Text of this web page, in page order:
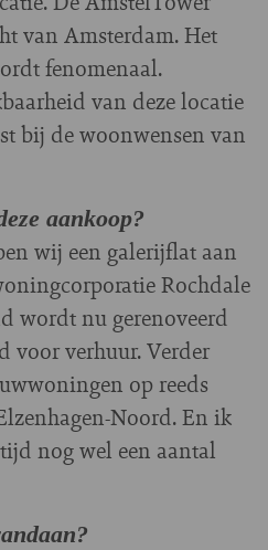
van Amsterdam. Het
fenomenaal.
van deze locatie
bij de woonwensen van
aankoop?
wij een galerijflat aan
Rochdale
wordt nu gerenoveerd
voor verhuur. Verder
op reeds
Noord. En ik
nog wel een aantal